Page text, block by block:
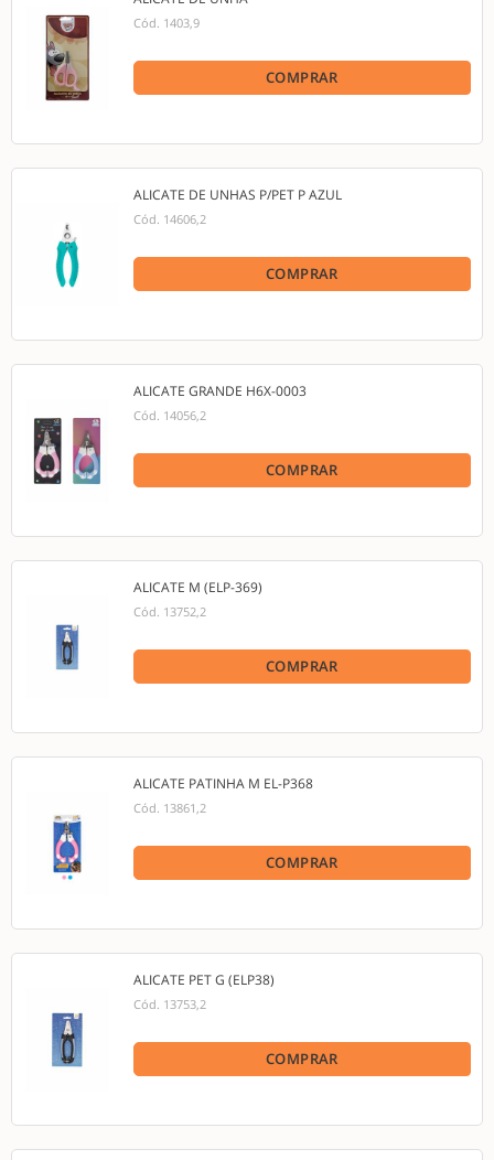
Cód. 1403,9
COMPRAR
ALICATE DE UNHAS P/PET P AZUL
Cód. 14606,2
COMPRAR
ALICATE GRANDE H6X-0003
Cód. 14056,2
COMPRAR
ALICATE M (ELP-369)
Cód. 13752,2
COMPRAR
ALICATE PATINHA M EL-P368
Cód. 13861,2
COMPRAR
ALICATE PET G (ELP38)
Cód. 13753,2
COMPRAR